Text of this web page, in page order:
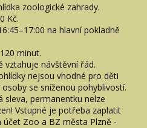
zoologické zahrady.
Kč.
na hlavní pokladně
minut.
vztahuje návštěvní řád.
nejsou vhodné pro děti
se sníženou pohyblivostí.
sleva, permanentku nelze
Vstupné je potřeba zaplatit
Zoo a BZ města Plzně -